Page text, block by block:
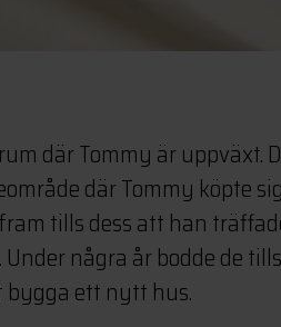
där Tommy är uppväxt.
där Tommy köpte
tills dess att han
några år bodde de
bygga ett nytt hus.